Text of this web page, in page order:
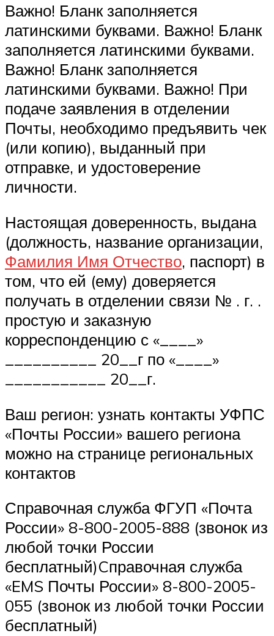
Важно! Бланк заполняется
латинскими буквами. Важно! Бланк
заполняется латинскими буквами.
Важно! Бланк заполняется
латинскими буквами. Важно! При
подаче заявления в отделении
Почты, необходимо предъявить чек
(или копию), выданный при
отправке, и удостоверение
личности.
Настоящая доверенность, выдана
(должность, название организации,
Фамилия Имя Отчество, паспорт) в
том, что ей (ему) доверяется
получать в отделении связи № . г. .
простую и заказную
корреспонденцию с «____»
__________ 20__г по «____»
___________ 20__г.
Ваш регион: узнать контакты УФПС
«Почты России» вашего региона
можно на странице региональных
контактов
Справочная служба ФГУП «Почта
России» 8-800-2005-888 (звонок из
любой точки России
бесплатный)Cправочная служба
«EMS Почты России» 8-800-2005-
055 (звонок из любой точки России
бесплатный)